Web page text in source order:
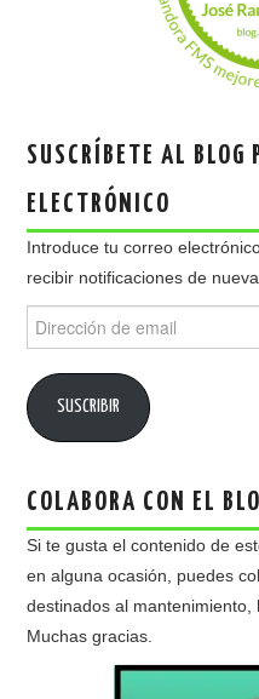
SUSCRÍBETE AL BLOG
ELECTRÓNICO
Introduce tu correo
recibir notificaciones de
de
SUSCRIBIR
COLABORA CON EL
Si te gusta el contenido de
en alguna ocasión, puedes
destinados al mantenimiento,
Muchas gracias.